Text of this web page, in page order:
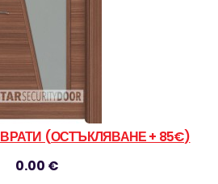
(ОСТЪКЛЯВАНЕ + 85€)
0.00 €